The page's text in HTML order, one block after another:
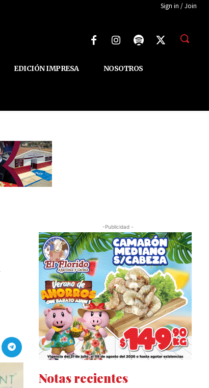
Sign in / Join
EDICIÓN IMPRESA NOSOTROS
-Publicidad -
Notas recientes